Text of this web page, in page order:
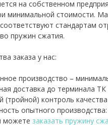
на собственном
минимальной стоимости.
стандартам
пружин сжатия.
заказа у нас:
производство –
доставка до терминала ТК
(тройной) контроль качества
опытного
можете заказать пружину